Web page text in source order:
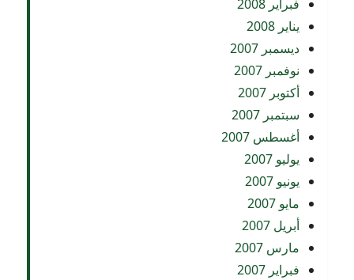
فبراير 2008
يناير 2008
ديسمبر 2007
نوفمبر 2007
أكتوبر 2007
سبتمبر 2007
أغسطس 2007
يوليو 2007
يونيو 2007
مايو 2007
أبريل 2007
مارس 2007
فبراير 2007